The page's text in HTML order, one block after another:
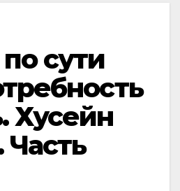
сути
Хусейн
Часть